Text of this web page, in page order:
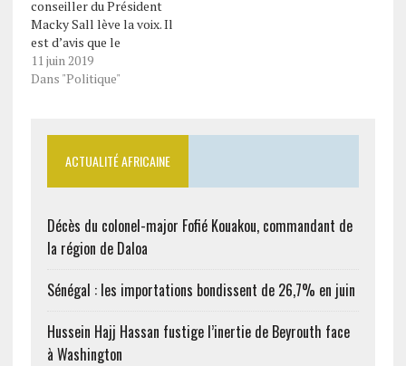
conseiller du Président
Macky Sall lève la voix. Il
est d’avis que le
gouvernement du
Sénégal a l’obligation
confrères de la BBC.
11 juin 2019
Dans "Politique"
ACTUALITÉ AFRICAINE
Décès du colonel-major Fofié Kouakou, commandant de
la région de Daloa
Sénégal : les importations bondissent de 26,7% en juin
Hussein Hajj Hassan fustige l’inertie de Beyrouth face
à Washington